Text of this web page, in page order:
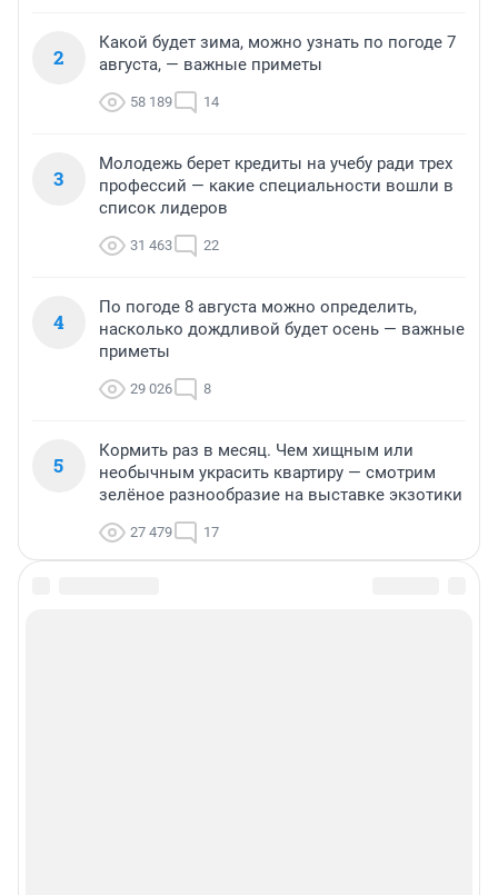
2
Какой будет зима, можно узнать по погоде 7
августа, — важные приметы
58 189 14
3
Молодежь берет кредиты на учебу ради трех
профессий — какие специальности вошли в
список лидеров
31 463 22
4
По погоде 8 августа можно определить,
насколько дождливой будет осень — важные
приметы
29 026 8
5
Кормить раз в месяц. Чем хищным или
необычным украсить квартиру — смотрим
зелёное разнообразие на выставке экзотики
27 479 17